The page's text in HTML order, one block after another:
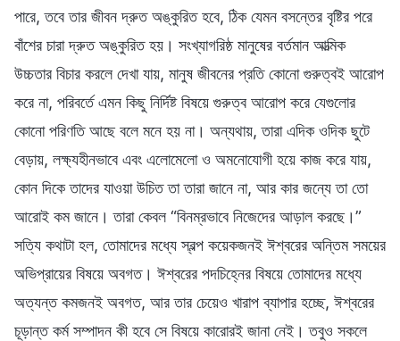
পারে, তবে তার জীবন দ্রুত অঙ্কুরিত হবে, ঠিক যেমন বসন্তের বৃষ্টির পরে
বাঁশের চারা দ্রুত অঙ্কুরিত হয়। সংখ্যাগরিষ্ঠ মানুষের বর্তমান আত্মিক
উচ্চতার বিচার করলে দেখা যায়, মানুষ জীবনের প্রতি কোনো গুরুত্বই আরোপ
করে না, পরিবর্তে এমন কিছু নির্দিষ্ট বিষয়ে গুরুত্ব আরোপ করে যেগুলোর
কোনো পরিণতি আছে বলে মনে হয় না। অন্যথায়, তারা এদিক ওদিক ছুটে
বেড়ায়, লক্ষ্যহীনভাবে এবং এলোমেলো ও অমনোযোগী হয়ে কাজ করে যায়,
কোন দিকে তাদের যাওয়া উচিত তা তারা জানে না, আর কার জন্যে তা তো
আরোই কম জানে। তারা কেবল “বিনম্রভাবে নিজেদের আড়াল করছে।”
সত্যি কথাটা হল, তোমাদের মধ্যে স্বল্প কয়েকজনই ঈশ্বরের অন্তিম সময়ের
অভিপ্রায়ের বিষয়ে অবগত। ঈশ্বরের পদচিহ্নের বিষয়ে তোমাদের মধ্যে
অত্যন্ত কমজনই অবগত, আর তার চেয়েও খারাপ ব্যাপার হচ্ছে, ঈশ্বরের
চূড়ান্ত কর্ম সম্পাদন কী হবে সে বিষয়ে কারোরই জানা নেই। তবুও সকলে